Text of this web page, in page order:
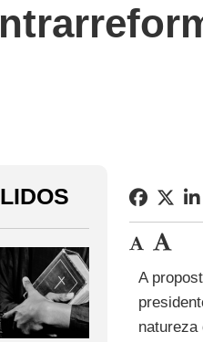
A
natureza